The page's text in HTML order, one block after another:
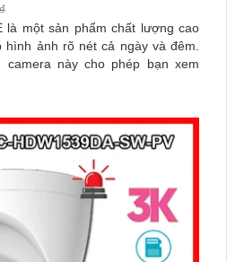
là một sản phẩm chất lượng cao
ảnh rõ nét cả ngày và đêm.
này cho phép bạn xem